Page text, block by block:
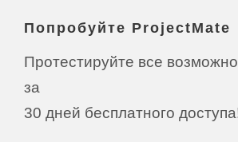
Попробуйте ProjectMate
Протестируйте все
за
30 дней бесплатного